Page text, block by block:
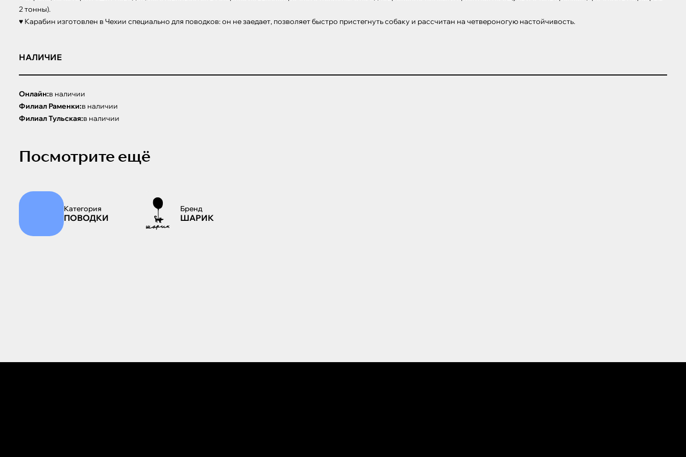
2 тонны).
♥ Карабин изготовлен в Чехии специально для поводков: он не заедает, позволяет быстро пристегнуть собаку и рассчитан на четвероногую настойчивость.
НАЛИЧИЕ
Онлайн:в наличии
Филиал Раменки:в наличии
Филиал Тульская:в наличии
Посмотрите ещё
Категория
ПОВОДКИ
Бренд
ШАРИК